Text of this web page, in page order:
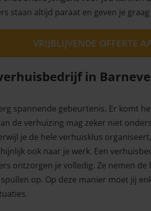
staan altijd paraat en geven je
VRIJBLIJVENDE OFFERTE
in
spannende gebeurtenis. Er komt
de verhuizing mag zeker niet
je de hele verhuisklus
ook naar je werk. Een
ontzorgen je volledig. Ze nemen de
op. Op deze manier moet jij